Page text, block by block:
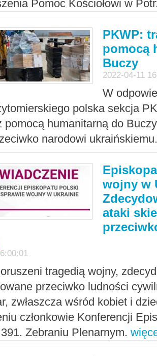
Pomoc Kościołowi w
PKWP:
pomocą
Buczy
2022-04-11
W
polska sekcja
pomocą humanitarną do
narodowi
wojny w
ataki
tragedią wojny,
przeciwko ludności
zwłaszcza wśród kobiet i
członkowie Konferencji
Zebraniu Plenarnym.